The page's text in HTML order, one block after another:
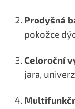
Prodyšná
pokožce
Celoroční
jara,